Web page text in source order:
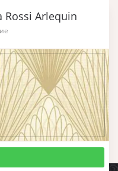
Rossi Arlequin